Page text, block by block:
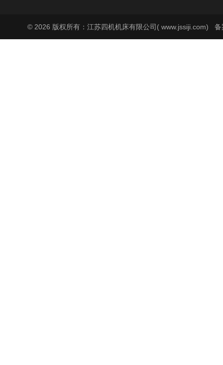
© 2026 版权所有：江苏四机机床有限公司( www.jssiji.com) 备